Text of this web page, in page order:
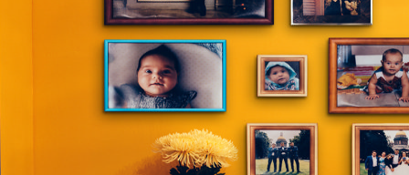
Выберите из списка: